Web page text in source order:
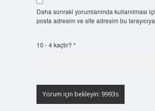
Daha sonraki yorumlarımda kullanılması
posta adresim ve site adresim bu
10 - 4 kaçtır? *